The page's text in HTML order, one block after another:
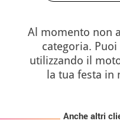
Al momento non
categoria.
utilizzando il
la tua festa in
Anche altri